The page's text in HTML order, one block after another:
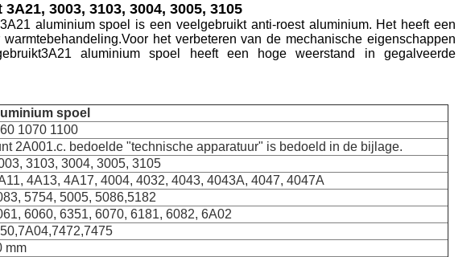
3003, 3103, 3004, 3005, 3105
aluminium spoel is een veelgebruikt anti-roest aluminium. Het heeft een
het verbeteren van de mechanische eigenschappen
aluminium spoel heeft een hoge weerstand in gegalveerde
spoel
1070 1100
2A001.c. bedoelde "technische apparatuur" is bedoeld in de bijlage.
3103, 3004, 3005, 3105
4A13, 4A17, 4004, 4032, 4043, 4043A, 4047, 4047A
5754, 5005, 5086,5182
6060, 6351, 6070, 6181, 6082, 6A02
mm